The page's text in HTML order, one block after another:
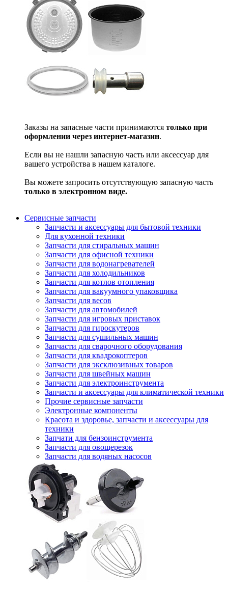
Заказы на запасные части принимаются только при
оформлении через интернет-магазин.
Если вы не нашли запасную часть или аксессуар для
вашего устройства в нашем каталоге.
Вы можете запросить отсутствующую запасную часть
только в электронном виде.
Сервисные запчасти
Запчасти и аксессуары для бытовой техники
Для кухонной техники
Запчасти для стиральных машин
Запчасти для офисной техники
Запчасти для водонагревателей
Запчасти для холодильников
Запчасти для котлов отопления
Запчасти для вакуумного упаковщика
Запчасти для весов
Запчасти для автомобилей
Запчасти для игровых приставок
Запчасти для гироскутеров
Запчасти для сушильных машин
Запчасти для сварочного оборудования
Запчасти для квадрокоптеров
Запчасти для эксклюзивных товаров
Запчасти для швейных машин
Запчасти для электроинструмента
Запчасти и аксессуары для климатической техники
Прочие сервисные запчасти
Электронные компоненты
Красота и здоровье, запчасти и аксессуары для
техники
Запчати для бензоинструмента
Запчасти для овощерезок
Запчасти для водяных насосов